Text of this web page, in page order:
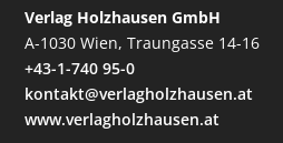
Verlag Holzhausen GmbH
A-1030 Wien, Traungasse 14-16
+43-1-740 95-0
kontakt@verlagholzhausen.at
www.verlagholzhausen.at